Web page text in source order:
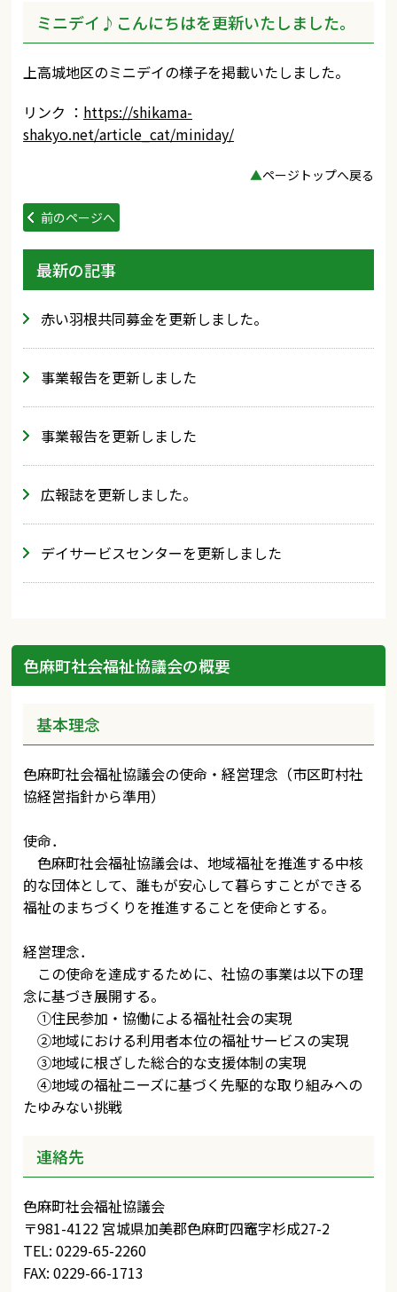
ミニデイ♪こんにちはを更新いたしました。
上高城地区のミニデイの様子を掲載いたしました。
リンク ： https://shikama-
shakyo.net/article_cat/miniday/
▲ページトップへ戻る
前のページへ
最新の記事
赤い羽根共同募金を更新しました。
事業報告を更新しました
事業報告を更新しました
広報誌を更新しました。
デイサービスセンターを更新しました
色麻町社会福祉協議会の概要
基本理念
色麻町社会福祉協議会の使命・経営理念（市区町村社
協経営指針から準用）
使命．
色麻町社会福祉協議会は、地域福祉を推進する中核
的な団体として、誰もが安心して暮らすことができる
福祉のまちづくりを推進することを使命とする。
経営理念．
この使命を達成するために、社協の事業は以下の理
念に基づき展開する。
①住民参加・協働による福祉社会の実現
②地域における利用者本位の福祉サービスの実現
③地域に根ざした総合的な支援体制の実現
④地域の福祉ニーズに基づく先駆的な取り組みへの
たゆみない挑戦
連絡先
色麻町社会福祉協議会
〒981-4122 宮城県加美郡色麻町四竈字杉成27-2
TEL: 0229-65-2260
FAX: 0229-66-1713